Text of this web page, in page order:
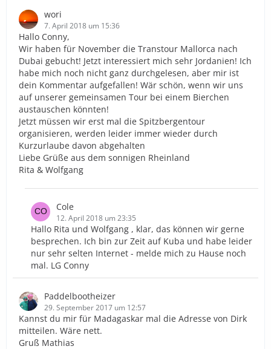
wori
7. April 2018 um 15:36
Hallo Conny,
Wir haben für November die Transtour Mallorca nach
Dubai gebucht! Jetzt interessiert mich sehr Jordanien! Ich
habe mich noch nicht ganz durchgelesen, aber mir ist
dein Kommentar aufgefallen! Wär schön, wenn wir uns
auf unserer gemeinsamen Tour bei einem Bierchen
austauschen könnten!
Jetzt müssen wir erst mal die Spitzbergentour
organisieren, werden leider immer wieder durch
Kurzurlaube davon abgehalten
Liebe Grüße aus dem sonnigen Rheinland
Rita & Wolfgang
Cole
12. April 2018 um 23:35
Hallo Rita und Wolfgang , klar, das können wir gerne
besprechen. Ich bin zur Zeit auf Kuba und habe leider
nur sehr selten Internet - melde mich zu Hause noch
mal. LG Conny
Paddelbootheizer
29. September 2017 um 12:57
Kannst du mir für Madagaskar mal die Adresse von Dirk
mitteilen. Wäre nett.
Gruß Mathias